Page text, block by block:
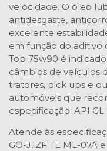
velocidade. O óleo
antidesgaste,
excelente
em função do aditivo
Top 75w90 é
câmbios de veículos
tratores, pick ups e
automóveis que
especificação: API
Atende às
GO-J, ZF TE ML-07A